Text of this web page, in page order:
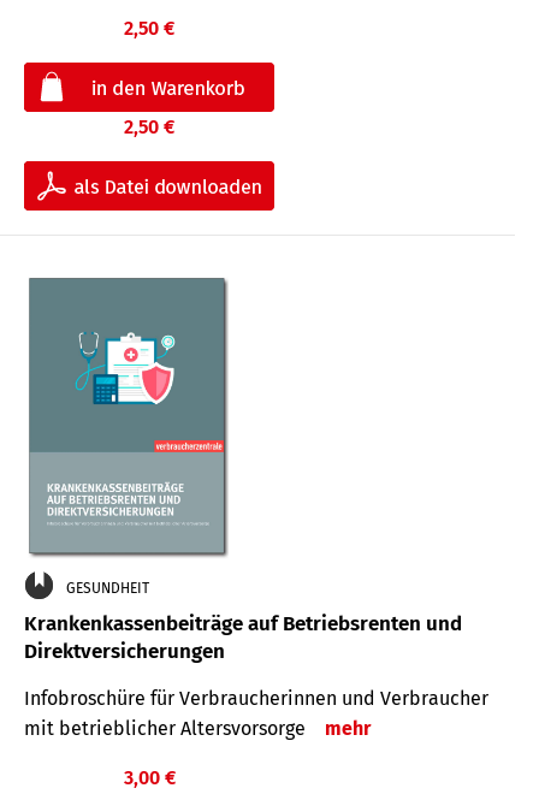
2,50 €
2,50 €
GESUNDHEIT
Krankenkassenbeiträge auf Betriebsrenten und
Direktversicherungen
Infobroschüre für Verbraucherinnen und Verbraucher
mit betrieblicher Altersvorsorge
mehr
3,00 €